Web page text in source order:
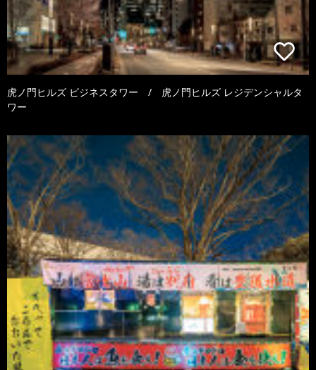
虎ノ門ヒルズ ビジネスタワー / 虎ノ門ヒルズ レジデンシャルタ
ワー